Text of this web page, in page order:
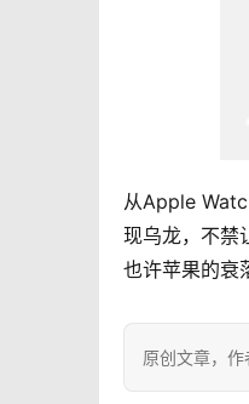
从Apple
现乌龙，不禁
也许苹果的衰
原创文章，